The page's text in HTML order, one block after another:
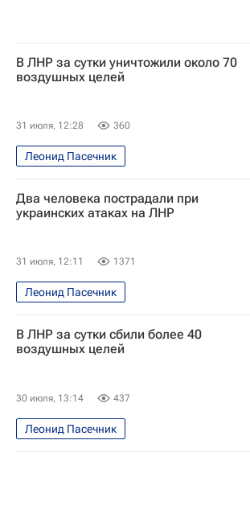
В ЛНР за сутки уничтожили около 70
воздушных целей
31 июля, 12:28 360
Леонид Пасечник
Луганская Народная Республика
Два человека пострадали при
украинских атаках на ЛНР
31 июля, 12:11 1371
Леонид Пасечник
Луганская Народная Республика
Специальная военная операция на Украине
Следственный комитет России (СК РФ)
Происшествия
В ЛНР за сутки сбили более 40
воздушных целей
30 июля, 13:14 437
Леонид Пасечник
Луганская Народная Республика